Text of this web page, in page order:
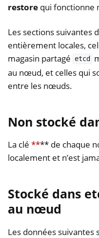
restore qui fonctionne
Les sections suivantes
entièrement locales,
magasin partagé
etcd
au nœud, et celles qui
entre les nœuds.
Non stocké
La clé **** de chaque
localement et n’est
Stocké dans
au nœud
Les données suivantes